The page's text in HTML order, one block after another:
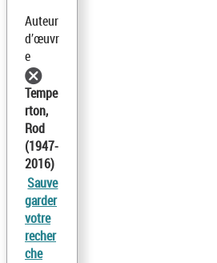
Auteur
d’œuvr
e
Tempe
rton,
Rod
(1947-
2016)
Sauve
garder
votre
recher
che